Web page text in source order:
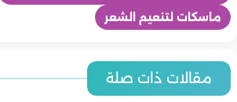
ماسكات لتنعيم الشعر
مقالات ذات صلة
جمال
جمال
جمال
جمال